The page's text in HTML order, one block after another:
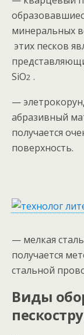
минеральных
этих песков
SiO2 .
—
абразивный
получается
поверхность.
— мелкая
получается
стальной
Виды